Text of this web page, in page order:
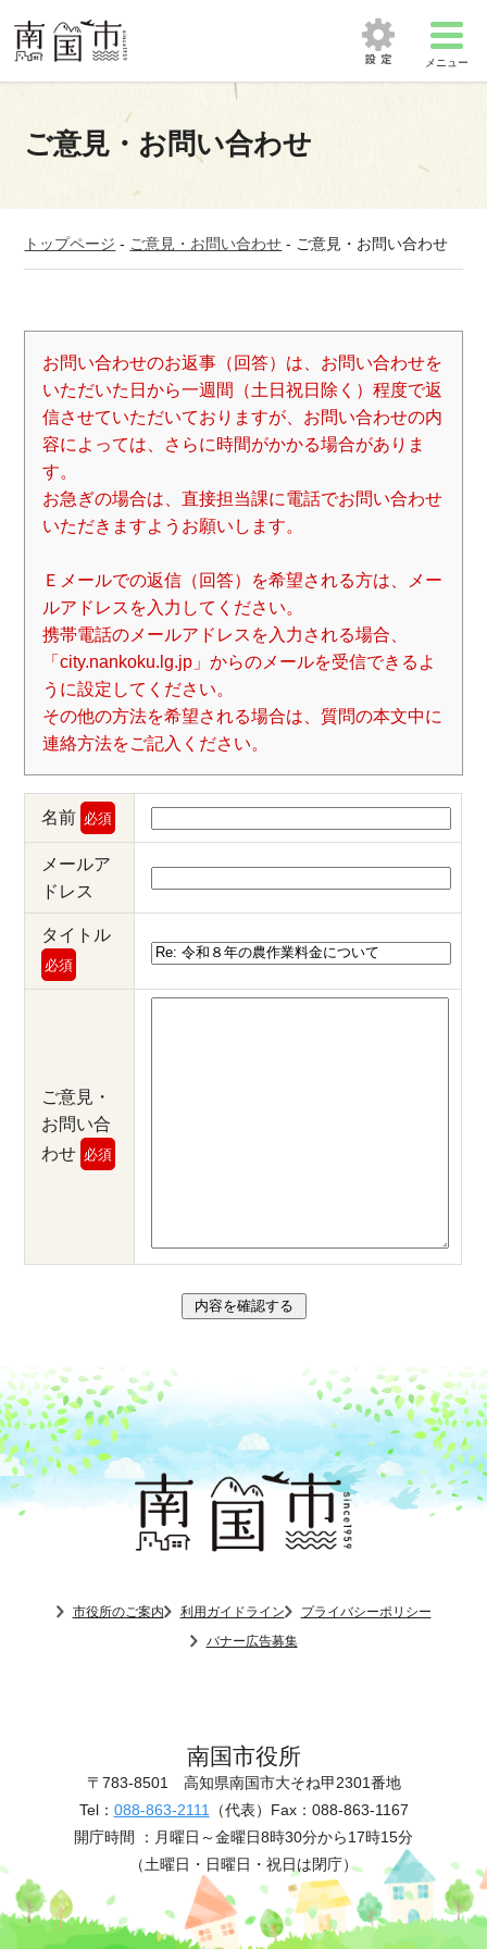
メニュー
ご意見・お問い合わせ
トップページ - ご意見・お問い合わせ - ご意見・お問い合わせ
お問い合わせのお返事（回答）は、お問い合わせを
いただいた日から一週間（土日祝日除く）程度で返
信させていただいておりますが、お問い合わせの内
容によっては、さらに時間がかかる場合がありま
す。
お急ぎの場合は、直接担当課に電話でお問い合わせ
いただきますようお願いします。
Ｅメールでの返信（回答）を希望される方は、メー
ルアドレスを入力してください。
携帯電話のメールアドレスを入力される場合、
「city.nankoku.lg.jp」からのメールを受信できるよ
うに設定してください。
その他の方法を希望される場合は、質問の本文中に
連絡方法をご記入ください。
名前 必須
メールア
ドレス
タイトル
必須
ご意見・
お問い合
わせ 必須
市役所のご案内 利用ガイドライン
プライバシーポリシー
バナー広告募集
南国市役所
〒783-8501 高知県南国市大そね甲2301番地
Tel： 088-863-2111 （代表） Fax：088-863-1167
開庁時間 ： 月曜日～金曜日8時30分から17時15分
（土曜日・日曜日・祝日は閉庁）